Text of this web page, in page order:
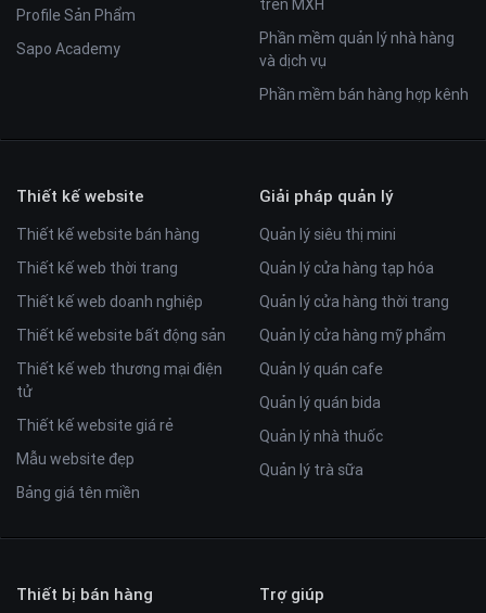
Profile Sản Phẩm
Sapo Academy
trên MXH
Phần mềm quản lý nhà hàng
và dịch vụ
Phần mềm bán hàng hợp kênh
Thiết kế website
Thiết kế website bán hàng
Thiết kế web thời trang
Thiết kế web doanh nghiệp
Thiết kế website bất động sản
Thiết kế web thương mại điện
tử
Thiết kế website giá rẻ
Mẫu website đẹp
Bảng giá tên miền
Giải pháp quản lý
Quản lý siêu thị mini
Quản lý cửa hàng tạp hóa
Quản lý cửa hàng thời trang
Quản lý cửa hàng mỹ phẩm
Quản lý quán cafe
Quản lý quán bida
Quản lý nhà thuốc
Quản lý trà sữa
Thiết bị bán hàng Trợ giúp